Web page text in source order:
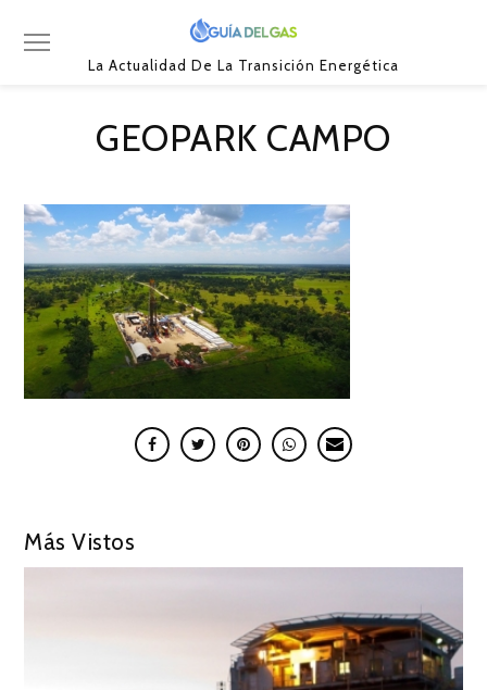
La Actualidad De La Transición Energética
GEOPARK CAMPO
Más Vistos